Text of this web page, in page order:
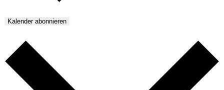
Kalender abonnieren